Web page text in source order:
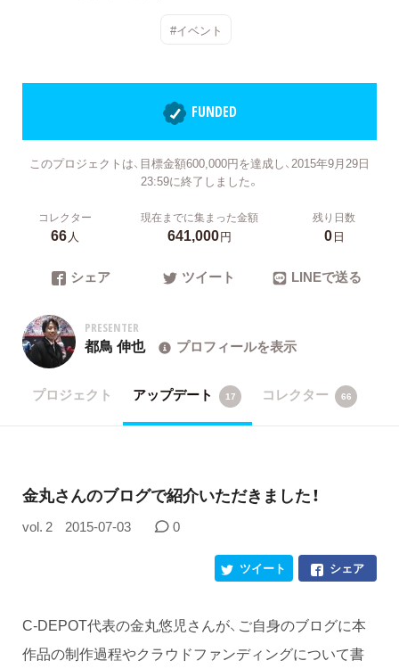
#イベント
FUNDED
このプロジェクトは、目標金額600,000円を達成し、2015年9月29日
23:59に終了しました。
コレクター
66人
現在までに集まった金額
641,000円
残り日数
0日
シェア ツイート LINEで送る
PRESENTER
都鳥 伸也 プロフィールを表示
プロジェクト アップデート 17 コレクター 66
金丸さんのブログで紹介いただきました！
vol. 2 2015-07-03 0
シェア
ツイート
C-DEPOT代表の金丸悠児さんが、ご自身のブログに本
作品の制作過程やクラウドファンディングについて書